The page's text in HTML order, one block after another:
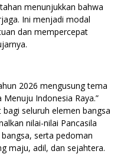
menunjukkan bahwa
Ini menjadi modal
dan mempercepat
2026 mengusung tema
Indonesia Raya.”
seluruh elemen bangsa
nilai-nilai Pancasila
serta pedoman
maju, adil, dan sejahtera.